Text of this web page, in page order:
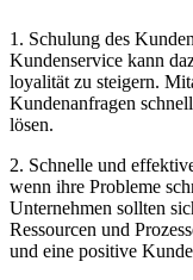
1. Schulung des
Kundenservice kann
loyalität zu steigern.
Kundenanfragen
lösen.
2. Schnelle und
wenn ihre Probleme
Unternehmen sollten
Ressourcen und
und eine positive